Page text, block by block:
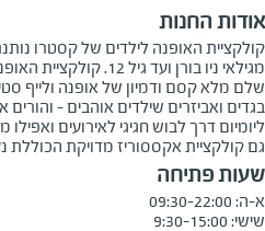
אודות החנות
קולקציית האופנה לילדים של קסטרו
מגילאי ניו בורן ועד
שלם מלא קסם ודמיון של אופנה ולייף
בגדים ואביזרים שילדים אוהבים -
ליומיום דרך לבוש חגיגי לאירועים
גם קולקציית אקססוריז מדויקת הכוללת
שעות פתיחה